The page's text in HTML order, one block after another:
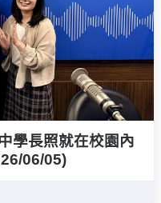
學長照就在校園內
06/05)